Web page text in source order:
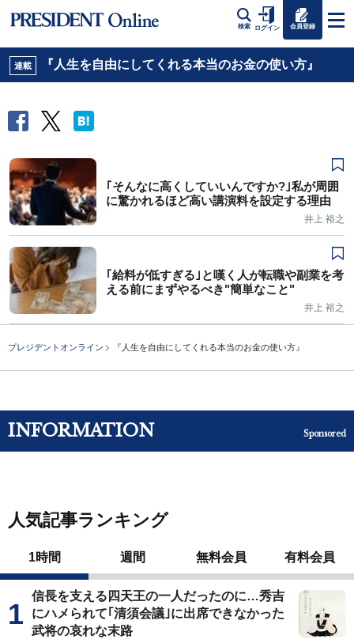
検索 ログイン 会員登録
連載 『人生を自由にしてくれる本当のお金の使い方』
｢そんなに高くしていいんですか?｣私が周囲
に驚かれるほど高い講演料を設定する理由
井上 裕之
｢給料が低すぎる｣と嘆く人が転職や副業を考
える前にまずやるべき"簡単なこと"
井上 裕之
プレジデントオンライン 『人生を自由にしてくれる本当のお金の使い方』
INFORMATION Sponsored
人気記事ランキング
1時間 週間 無料会員 有料会員
信長を支える四天王の一人だったのに…秀吉
にハメられて｢清須会議｣に出席できなかった
武将の哀れな末路